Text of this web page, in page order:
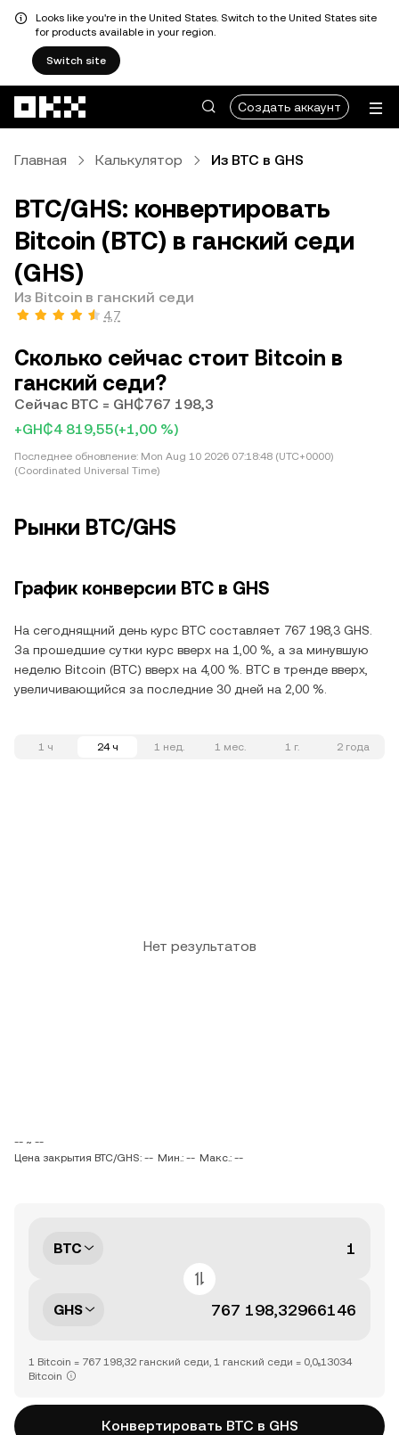
Looks like you're in the United States. Switch to the United States site
for products available in your region.
Switch site
Создать аккаунт
Главная Калькулятор Из BTC в GHS
BTC/GHS: конвертировать
Bitcoin (BTC) в ганский седи
(GHS)
Из Bitcoin в ганский седи
4,7
Сколько сейчас стоит Bitcoin в
ганский седи?
Сейчас BTC = GH₵767 198,3
+GH₵4 819,55(+1,00 %)
Последнее обновление: Mon Aug 10 2026 07:18:48 (UTC+0000)
(Coordinated Universal Time)
Рынки BTC/GHS
График конверсии BTC в GHS
На сегоднящний день курс BTC составляет 767 198,3 GHS.
За прошедшие сутки курс вверх на 1,00 %, а за минувшую
неделю Bitcoin (BTC) вверх на 4,00 %. BTC в тренде вверх,
увеличивающийся за последние 30 дней на 2,00 %.
1 ч 24 ч 1 нед. 1 мес. 1 г. 2 года
Нет результатов
-- ~ --
Цена закрытия BTC/GHS: -- Мин.: -- Макс.: --
BTC
GHS
1 Bitcoin = 767 198,32 ганский седи, 1 ганский седи = 0,0₅13034
Bitcoin
Конвертировать BTC в GHS